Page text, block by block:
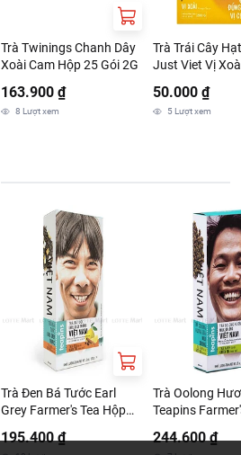
Trà Twinings Chanh Dây
Xoài Cam Hộp 25 Gói 2G
163.900 ₫
8 Lượt xem
Trà Trái Cây
Just Viet Vị
50.000 ₫
5Lượt xem
Trà Đen Bá Tước Earl
Grey Farmer's Tea Hộp
195.400 ₫
Trà Oolong
Teapins
244.600 ₫